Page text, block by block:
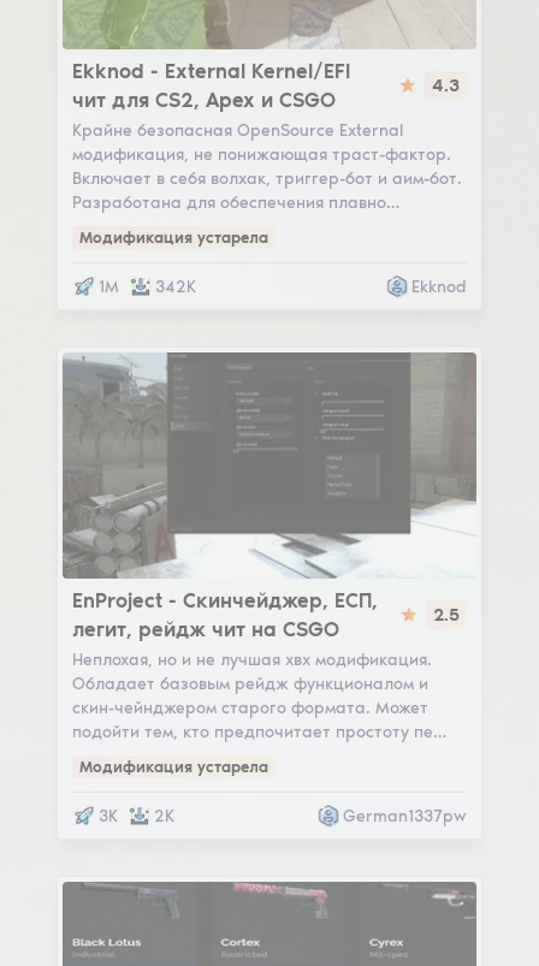
Ekknod
Ekknod - External Kernel/EFI
чит для CS2, Apex и CSGO
4.3
Крайне безопасная OpenSource External
модификация, не понижающая траст-фактор.
Включает в себя волхак, триггер-бот и аим-бот.
Разработана для обеспечения плавно…
Модификация устарела
1M 342K Ekknod
EnProject
EnProject - Скинчейджер, ЕСП,
легит, рейдж чит на CSGO
2.5
Неплохая, но и не лучшая хвх модификация.
Обладает базовым рейдж функционалом и
скин-чейнджером старого формата. Может
подойти тем, кто предпочитает простоту пе…
Модификация устарела
3K 2K German1337pw